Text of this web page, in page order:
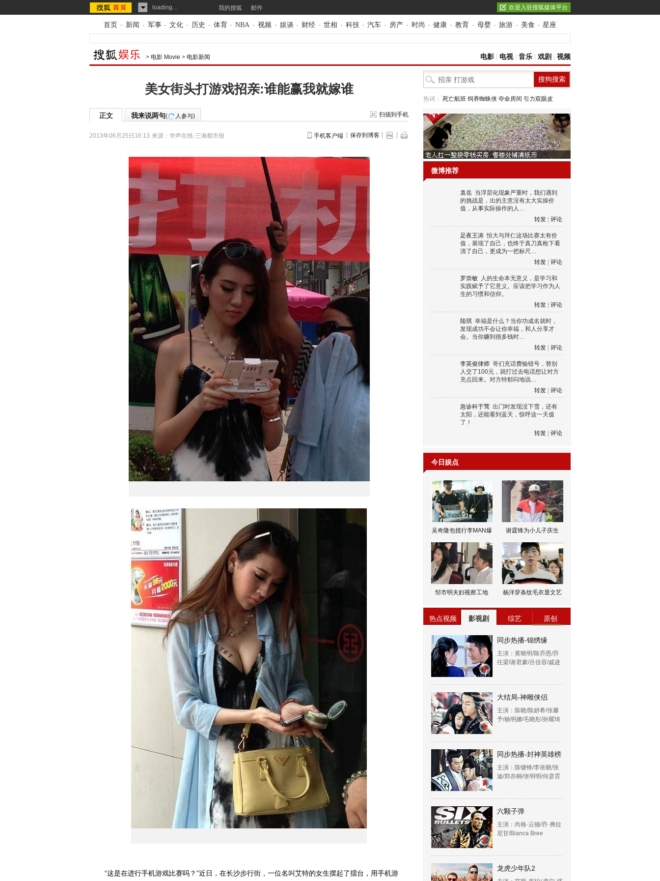
loading... 我的搜狐 邮件 欢迎入驻搜狐媒体平台
首页 - 新闻 - 军事 - 文化 - 历史 - 体育 - NBA - 视频 - 娱谈 - 财经 - 世相 - 科技 - 汽车 - 房产 - 时尚 - 健康 - 教育 - 母婴 - 旅游 - 美食 - 星座
> 电影 Movie > 电影新闻 电影 电视| 音乐 戏剧 视频
美女街头打游戏招亲:谁能赢我就嫁谁
正文 我来说两句( 人参与) 扫描到手机
2013年06月25日16:13 来源： 华声在线-三湘都市报 手机客户端 保存到博客
“这是在进行手机游戏比赛吗？”近日，在长沙步行街，一位名叫艾特的女生摆起了擂台，用手机游
热词： 死亡航班 饲养蜘蛛侠 夺命房间 引力双眼皮
微博推荐
袁岳 当浮层化现象严重时，我们遇到
的挑战是，出的主意没有太大实操价
值，从事实际操作的人…
转发
评论
足夜王涛 恒大与拜仁这场比赛太有价
值，展现了自己，也终于真刀真枪下看
清了自己，更成为一把标尺…
转发
评论
罗崇敏 人的生命本无意义，是学习和
实践赋予了它意义。应该把学习作为人
生的习惯和信仰。
转发
评论
陆琪 幸福是什么？当你功成名就时，
发现成功不会让你幸福，和人分享才
会。当你赚到很多钱时…
转发
评论
李英俊律师 哥们充话费输错号，替别
人交了100元，就打过去电话想让对方
充点回来。对方特郁闷地说…
转发
评论
急诊科于莺 出门时发现没下雪，还有
太阳，还能看到蓝天，惊呼这一天值
了！
转发
评论
今日娱点
吴奇隆包揽行李MAN爆 谢霆锋为小儿子庆生
邹市明夫妇视察工地 杨洋穿条纹毛衣显文艺
热点视频 影视剧 综艺 原创
同步热播-锦绣缘
主演：黄晓明/陈乔恩/乔
任梁/谢君豪/吕佳容/戚迹
大结局-神雕侠侣
主演：陈晓/陈妍希/张馨
予/杨明娜/毛晓彤/孙耀琦
同步热播-封神英雄榜
主演：陈键锋/李依晓/张
迪/郑亦桐/张明明/何彦霓
六颗子弹
主演：尚格·云顿/乔·弗拉
尼甘/Bianca Bree
龙虎少年队2